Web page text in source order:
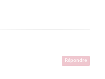
Répondre